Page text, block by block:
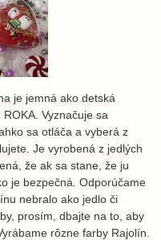
je jemná ako detská
Vyznačuje sa
sa otláča a vyberá z
Je vyrobená z jedlých
že ak sa stane, že ju
je bezpečná. Odporúčame
nebralo ako jedlo či
prosím, dbajte na to, aby
rôzne farby Rajolín.